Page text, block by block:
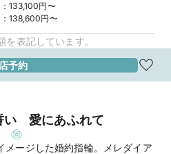
：133,100円〜
：138,600円〜
表記しています。
予約
い 愛にあふれて
メージした婚約指輪。メレダイア